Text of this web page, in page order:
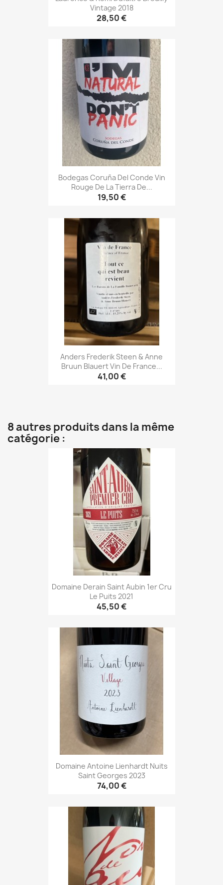
Vintage 2018
28,50 €
Bodegas Coruña Del Conde Vin
Rouge De La Tierra De...
19,50 €
Anders Frederik Steen & Anne
Bruun Blauert Vin De France...
41,00 €
8 autres produits dans la même
catégorie :
Domaine Derain Saint Aubin 1er Cru
Le Puits 2021
45,50 €
Domaine Antoine Lienhardt Nuits
Saint Georges 2023
74,00 €